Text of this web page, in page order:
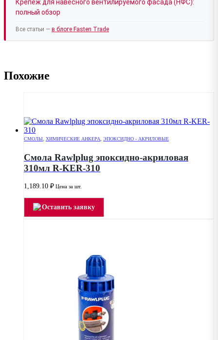
Крепёж для навесного вентилируемого фасада (НФС):
полный обзор
Все статьи — в блоге Fasten Trade
Похожие
СМОЛЫ, ХИМИЧЕСКИЕ АНКЕРА, ЭПОКСИДНО - АКРИЛОВЫЕ
Смола Rawlplug эпоксидно-акриловая
310мл R-KER-310
1,189.10 ₽ Цена за шт.
Оставить заявку